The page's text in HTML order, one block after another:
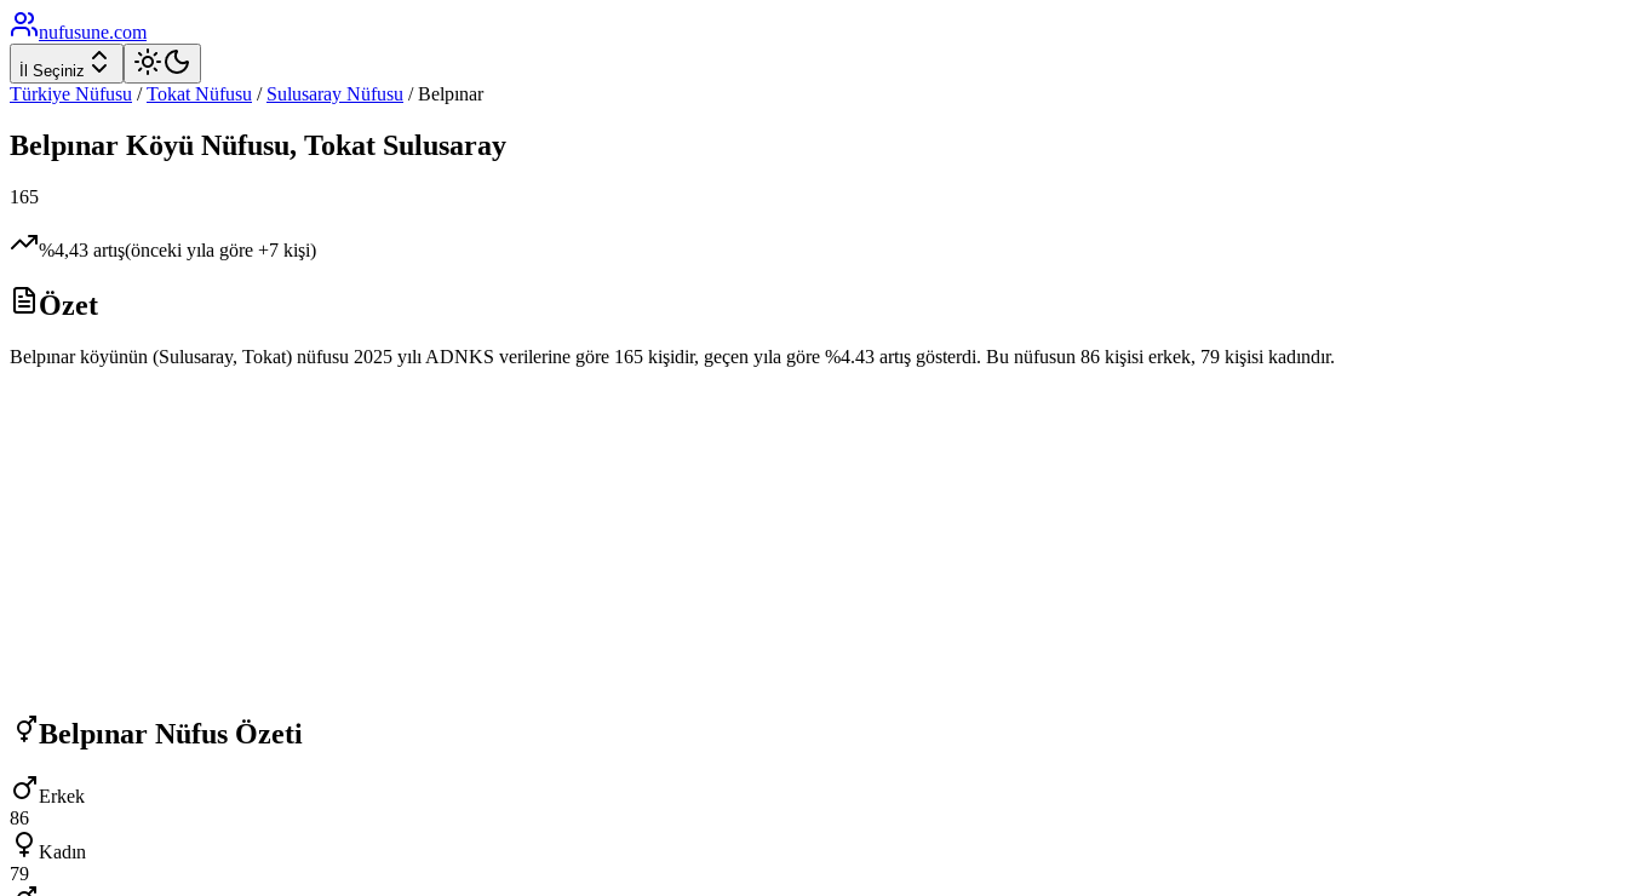
nufusune.com
İl Seçiniz
Türkiye Nüfusu / Tokat Nüfusu / Sulusaray Nüfusu /Belpınar
Belpınar Köyü Nüfusu, Tokat Sulusaray
165
%4,43 artış(önceki yıla göre +7 kişi)
Özet
Belpınar köyünün (Sulusaray, Tokat) nüfusu 2025 yılı ADNKS verilerine göre 165 kişidir, geçen yıla göre %4.43 artış gösterdi. Bu nüfusun 86 kişisi erkek, 79 kişisi kadındır.
Belpınar Nüfus Özeti
Erkek
86
Kadın
79